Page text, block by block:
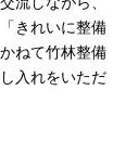
きれいに整備
ねて竹林整備
入れをいただ